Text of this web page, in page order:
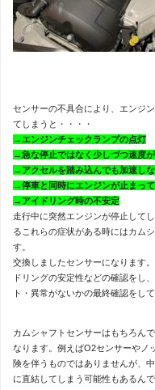
センサーの不具合により、エンジ
てしまうと・・・・
→エンジンチェックランプの点灯
→急な停止ではなく少しづつ速度
→アクセルを踏み込んでも加速し
→停車と同時にエンジンが止まっ
→アイドリング時の不安定
走行中に突然エンジンが停止して
るこれらの症状がある時にはカム
す。
交換しましたセンサーになります
ドリングの安定性などの確認をし
ト・異常がないかの最終確認をし
カムシャフトセンサーはもちろん
なります。例えばO2センサーやノ
険を伴うものではありませんが、
に直結してしまう可能性もあるん